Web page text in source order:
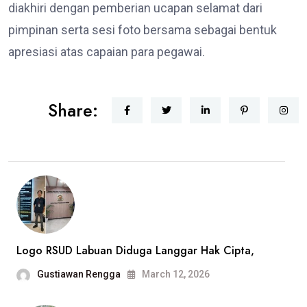
diakhiri dengan pemberian ucapan selamat dari
pimpinan serta sesi foto bersama sebagai bentuk
apresiasi atas capaian para pegawai.
Share:
Logo RSUD Labuan Diduga Langgar Hak Cipta,
Gustiawan Rengga March 12, 2026